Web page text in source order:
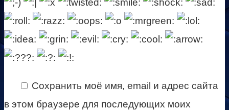
Сохранить моё имя, email и адрес сайта
в этом браузере для последующих моих